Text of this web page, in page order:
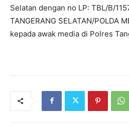
Selatan dengan no LP: TBL/B/
TANGERANG SELATAN/POLDA
kepada awak media di Polres